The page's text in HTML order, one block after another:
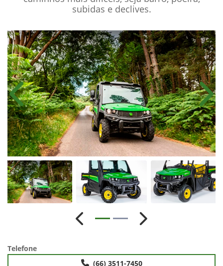
subidas e declives.
Anterior
Anterior Próximo
Telefone
(66) 3511-7450